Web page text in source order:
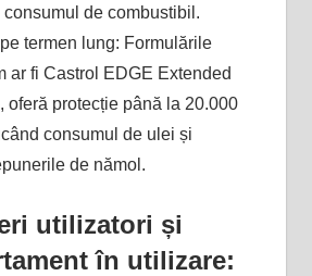
de combustibil​.
termen lung: Formulările
ar fi Castrol EDGE Extended
oferă protecție până la 20.000
consumul de ulei și
de nămol​.
utilizatori și
în utilizare: